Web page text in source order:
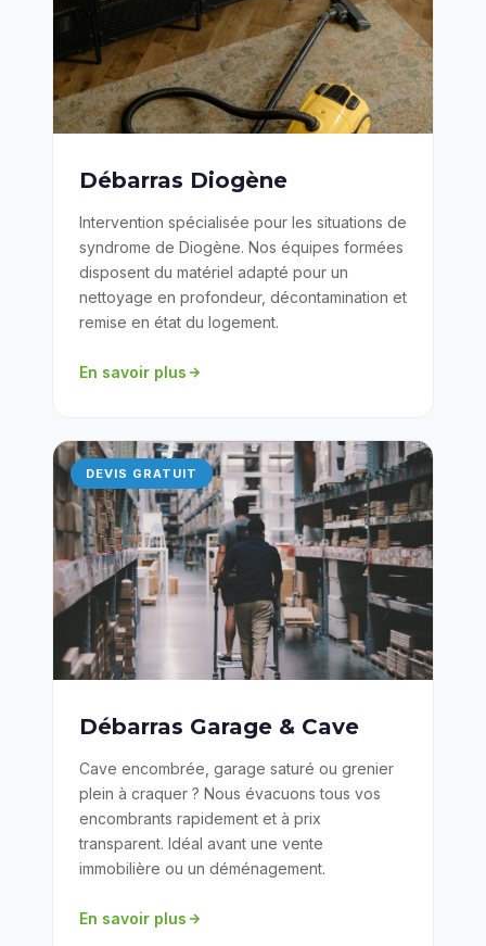
Débarras Diogène
Intervention spécialisée pour les situations de
syndrome de Diogène. Nos équipes formées
disposent du matériel adapté pour un
nettoyage en profondeur, décontamination et
remise en état du logement.
En savoir plus
DEVIS GRATUIT
Débarras Garage & Cave
Cave encombrée, garage saturé ou grenier
plein à craquer ? Nous évacuons tous vos
encombrants rapidement et à prix
transparent. Idéal avant une vente
immobilière ou un déménagement.
En savoir plus